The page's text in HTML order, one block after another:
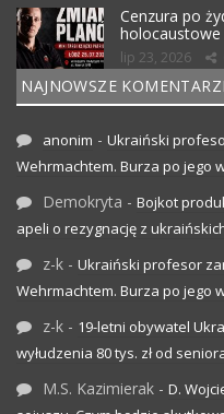
Cenzura po
lip 23, 2026
NAJNOWSZE
anonim - Ukraiński
Wehrmachtem. Burza po jego
Demokryta - Bojkot
apeli o rezygnację z
z-k - Ukraiński profesor
Wehrmachtem. Burza po jego
z-k - 19-letni obywatel
wyłudzenia 80 tys. zł od
M.S. Kazimierak - D.